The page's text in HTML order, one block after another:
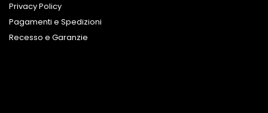
Privacy Policy
Pagamenti e Spedizioni
Recesso e Garanzie